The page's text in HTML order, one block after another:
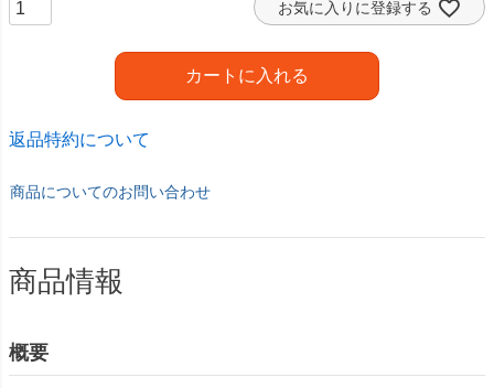
お気に入りに登録する
カートに入れる
返品特約について
商品についてのお問い合わせ
商品情報
概要